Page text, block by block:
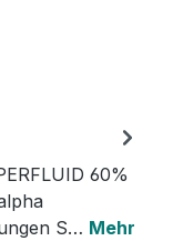
60%
S… Mehr